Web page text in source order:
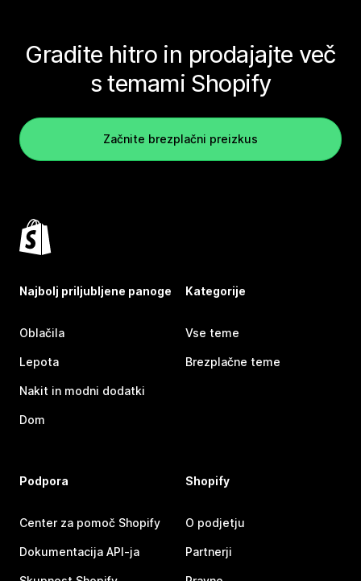
Gradite hitro in prodajajte več
s temami Shopify
Začnite brezplačni preizkus
Najbolj priljubljene panoge
Oblačila
Lepota
Nakit in modni dodatki
Dom
Kategorije
Vse teme
Brezplačne teme
Podpora
Center za pomoč Shopify
Dokumentacija API-ja
Shopify
O podjetju
Partnerji